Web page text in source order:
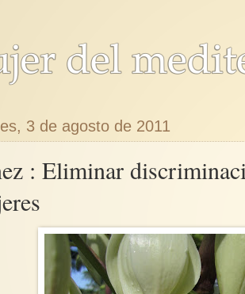
3 de agosto de 2011
: Eliminar